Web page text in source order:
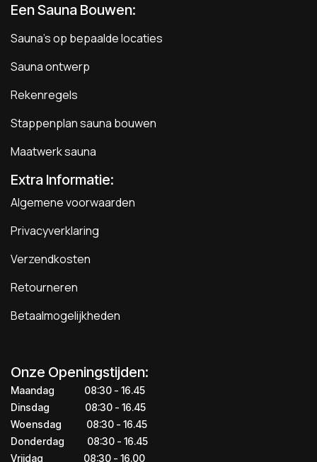
Een Sauna Bouwen:
Sauna's op bepaalde locaties
Sauna ontwerp
Rekenregels
Stappenplan sauna bouwen
Maatwerk sauna
Extra Informatie:
Algemene voorwaarden
Privacyverklaring
Verzendkosten
Retourneren
Betaalmogelijkheden
Onze Openingstijden:
Maandag
​​​08:30 - 16.45​
Dinsdag
​​​​08:30 - 16.45
Woensdag
​08:30 - 16.45
Donderdag
​​​​​08:30 - 16.45
Vrijdag
​​​​​08:30 - 16.00